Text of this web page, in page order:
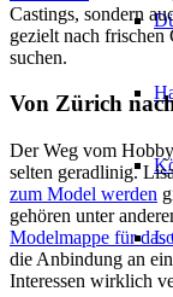
Castings, sondern
gezielt nach frischen
suchen.
Von Zürich
Der Weg vom
selten geradlinig.
zum Model werden
gehören unter
Modelmappe für das
die Anbindung an
Interessen wirklich